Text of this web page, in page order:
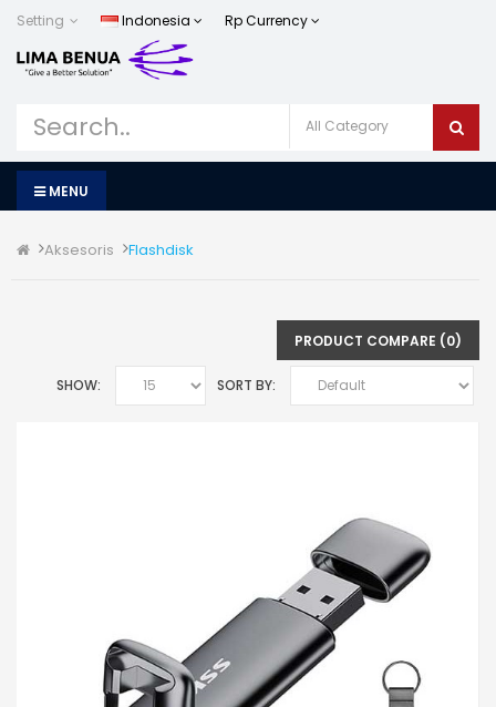
Setting Indonesia RpCurrency
MENU
Aksesoris Flashdisk
PRODUCT COMPARE (0)
SORT BY:
SHOW: